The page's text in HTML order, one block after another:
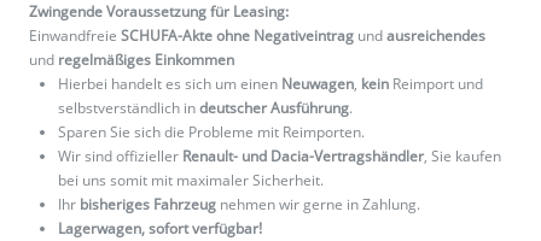
Zwingende Voraussetzung für Leasing:
Einwandfreie SCHUFA-Akte ohne Negativeintrag undausreichendes
und regelmäßiges Einkommen
Hierbei handelt es sich um einen Neuwagen, kein Reimport und
selbstverständlich indeutscher Ausführung.
Sparen Sie sich die Probleme mit Reimporten.
Wir sind offizieller Renault- und Dacia-Vertragshändler, Sie kaufen
bei uns somit mit maximaler Sicherheit.
Ihr bisheriges Fahrzeug nehmen wir gerne in Zahlung.
Lagerwagen, sofort verfügbar!